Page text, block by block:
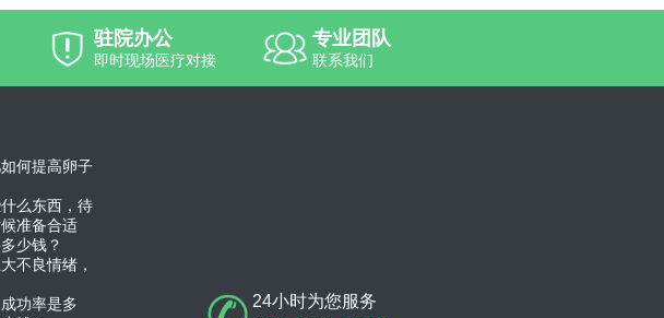
驻院办公
即时现场医疗对接
专业团队
联系我们
何提高卵子
么东西，待
准备合适
少钱？
不良情绪，
功率是多
24小时为您服务